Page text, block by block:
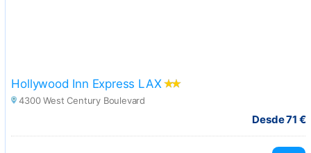
Hollywood Inn Express LAX
4300 West Century Boulevard
Desde 71 €